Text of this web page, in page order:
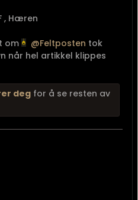
, Hæren
om Feltposten tok
når hel artikkel klippes
deg for å se resten av